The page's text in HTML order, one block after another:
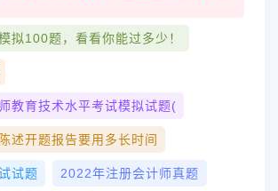
拟100题，看看你能过多少！
教育技术水平考试模拟试题(
述开题报告要用多长时间
试题 2022年注册会计师真题